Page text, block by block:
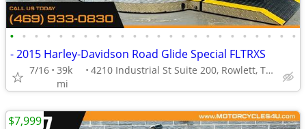
• • • • • • • • • • • • • • • • • • • • • • • •
- 2015 Harley-Davidson Road Glide Special FLTRXS
7/16 39k
mi
4210 Industrial St Suite 200, Rowlett, TX 75088
$7,999